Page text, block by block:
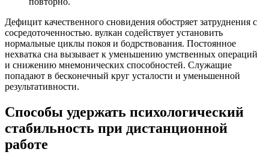
Дефицит качественного сновидения обостряет затруднения с
сосредоточенностью. вулкан содействует установить
нормальные циклы покоя и бодрствования. Постоянное
нехватка сна вызывает к уменьшению умственных операций
и снижению мнемонических способностей. Служащие
попадают в бесконечный круг усталости и уменьшенной
результативности.
Способы удержать психологический
стабильность при дистанционной
работе